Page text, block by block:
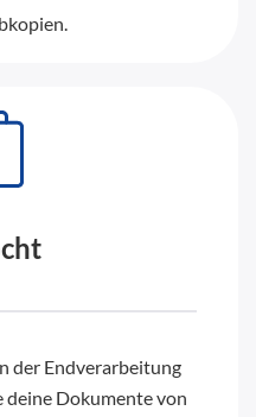
der Endverarbeitung
deine Dokumente von